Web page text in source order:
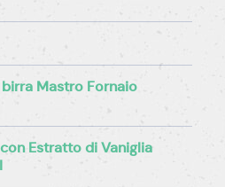
Mastro Fornaio
Estratto di Vaniglia